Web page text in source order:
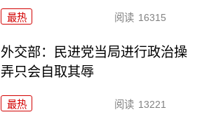
最热 阅读 16315
外交部：民进党当局进行政治操
弄只会自取其辱
最热 阅读 13221